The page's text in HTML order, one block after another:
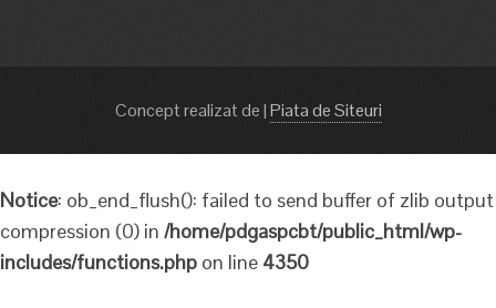
Concept realizat de|Piata de Siteuri
Notice: ob_end_flush(): failed to send buffer of zlib output
compression (0) in /home/pdgaspcbt/public_html/wp-
includes/functions.php on line 4350